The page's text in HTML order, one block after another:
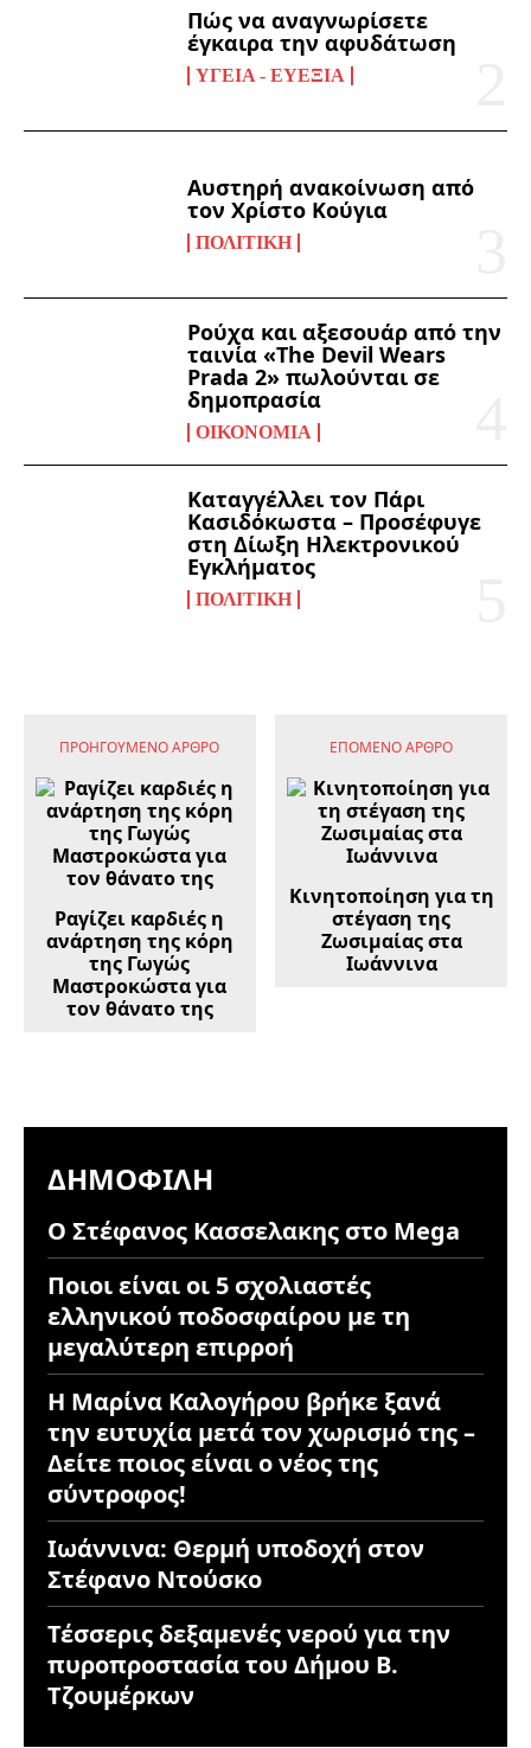
Πώς να αναγνωρίσετε
έγκαιρα την αφυδάτωση
ΥΓΕΊΑ - ΕΥΕΞΊΑ
Αυστηρή ανακοίνωση από
τον Χρίστο Κούγια
ΠΟΛΙΤΙΚΉ
Ρούχα και αξεσουάρ από την
ταινία «The Devil Wears
Prada 2» πωλούνται σε
δημοπρασία
ΟΙΚΟΝΟΜΊΑ
Καταγγέλλει τον Πάρι
Κασιδόκωστα – Προσέφυγε
στη Δίωξη Ηλεκτρονικού
Εγκλήματος
ΠΟΛΙΤΙΚΉ
ΠΡΟΗΓΟΎΜΕΝΟ ΆΡΘΡΟ
Ραγίζει καρδιές η
ανάρτηση της κόρη
της Γωγώς
Μαστροκώστα για
τον θάνατο της
ΕΠΌΜΕΝΟ ΆΡΘΡΟ
Κινητοποίηση για τη
στέγαση της
Ζωσιμαίας στα
Ιωάννινα
ΔΗΜΟΦΙΛΉ
Ο Στέφανος Κασσελακης στο Mega
Ποιοι είναι οι 5 σχολιαστές
ελληνικού ποδοσφαίρου με τη
μεγαλύτερη επιρροή
Η Μαρίνα Καλογήρου βρήκε ξανά
την ευτυχία μετά τον χωρισμό της –
Δείτε ποιος είναι ο νέος της
σύντροφος!
Ιωάννινα: Θερμή υποδοχή στον
Στέφανο Ντούσκο
Τέσσερις δεξαμενές νερού για την
πυροπροστασία του Δήμου Β.
Τζουμέρκων